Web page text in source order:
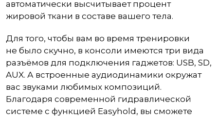
автоматически высчитывает процент
жировой ткани в составе вашего тела.
Для того, чтобы вам во время тренировки
не было скучно, в консоли имеются три вида
разъёмов для подключения гаджетов: USB, SD,
AUX. А встроенные аудиодинамики окружат
вас звуками любимых композиций.
Благодаря современной гидравлической
системе с функцией Easyhold, вы сможете